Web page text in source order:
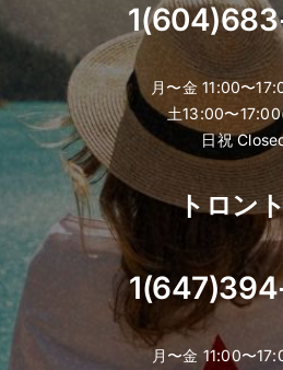
月〜金 11:00〜
土13:00〜
日祝
トロン
月〜金 11:00〜